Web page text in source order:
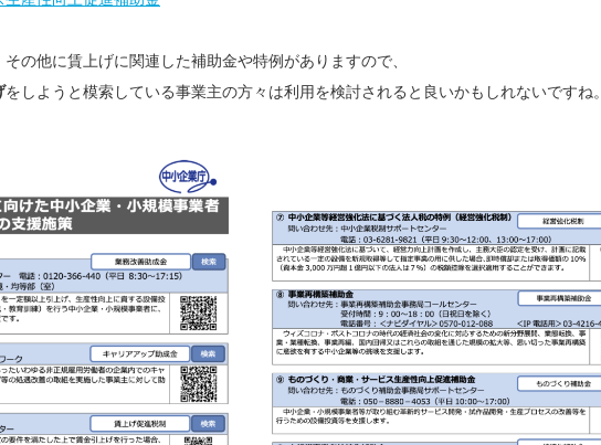
の他に賃上げに関連した補助金や特例がありますので、
をしようと模索している事業主の方々は利用を検討されると良いかもしれないですね。